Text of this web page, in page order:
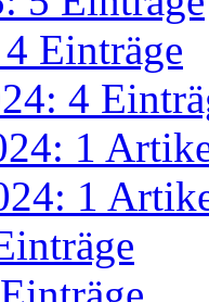
Einträge
4
1
1